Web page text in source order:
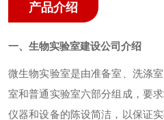
产品介绍
一、 生物实验室建设公司介绍
微生物实验室是由准备室、洗涤
室和普通实验室六部分组成，要
仪器和设备的陈设简洁，以保证